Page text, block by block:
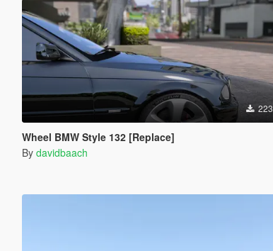
223
Wheel BMW Style 132 [Replace]
By davidbaach